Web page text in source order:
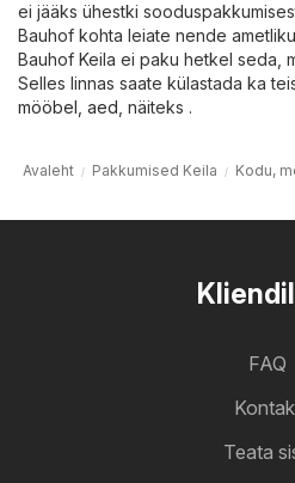
ei jääks ühestki
Bauhof kohta leiate nende
Bauhof Keila ei paku hetkel seda,
Selles linnas saate külastada ka
mööbel, aed, näiteks .
Avaleht Pakkumised Keila Kodu,
FAQ
Teata